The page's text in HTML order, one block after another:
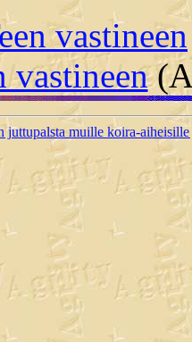
vastineen
vastineen
juttupalsta muille koira-